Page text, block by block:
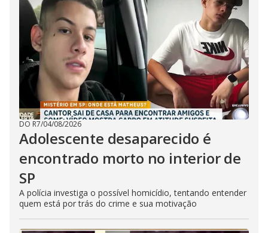
DO R7/04/08/2026
Adolescente desaparecido é
encontrado morto no interior de
SP
A polícia investiga o possível homicídio, tentando entender
quem está por trás do crime e sua motivação